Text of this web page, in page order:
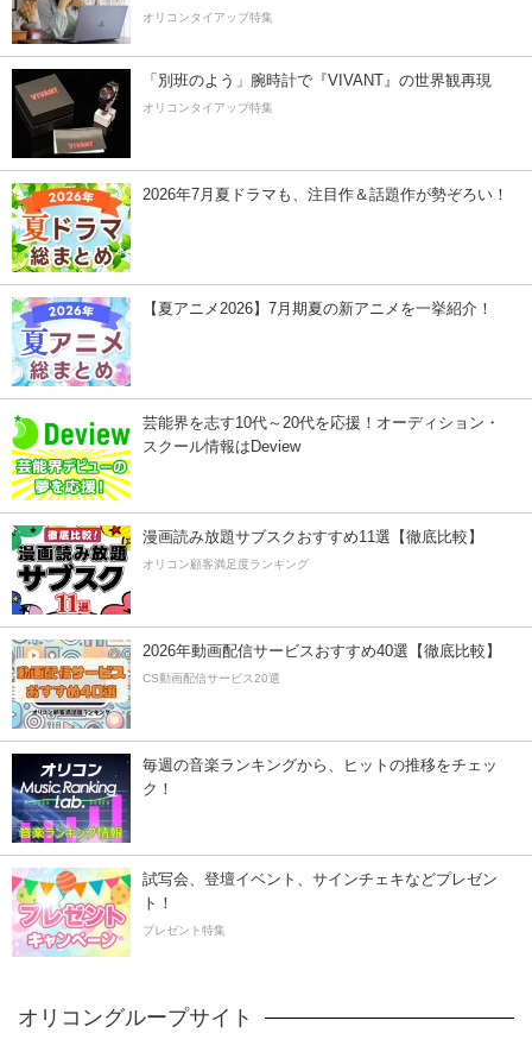
オリコンタイアップ特集
「別班のよう」腕時計で『VIVANT』の世界観再現
オリコンタイアップ特集
2026年7月夏ドラマも、注目作＆話題作が勢ぞろい！
【夏アニメ2026】7月期夏の新アニメを一挙紹介！
芸能界を志す10代～20代を応援！オーディション・
スクール情報はDeview
漫画読み放題サブスクおすすめ11選【徹底比較】
オリコン顧客満足度ランキング
2026年動画配信サービスおすすめ40選【徹底比較】
CS動画配信サービス20選
毎週の音楽ランキングから、ヒットの推移をチェッ
ク！
試写会、登壇イベント、サインチェキなどプレゼン
ト！
プレゼント特集
オリコングループサイト